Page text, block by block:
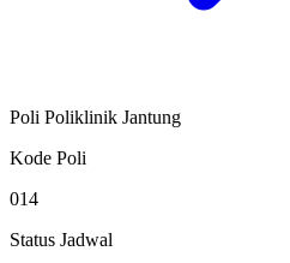
Poli Poliklinik Jantung
Kode Poli
014
Status Jadwal